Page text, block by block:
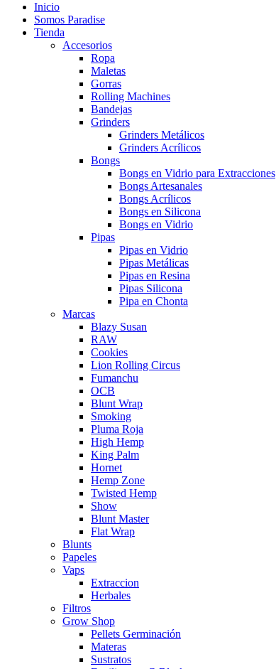
Inicio
Somos Paradise
Tienda
Accesorios
Ropa
Maletas
Gorras
Rolling Machines
Bandejas
Grinders
Grinders Metálicos
Grinders Acrílicos
Bongs
Bongs en Vidrio para Extracciones
Bongs Artesanales
Bongs Acrílicos
Bongs en Silicona
Bongs en Vidrio
Pipas
Pipas en Vidrio
Pipas Metálicas
Pipas en Resina
Pipas Silicona
Pipa en Chonta
Marcas
Blazy Susan
RAW
Cookies
Lion Rolling Circus
Fumanchu
OCB
Blunt Wrap
Smoking
Pluma Roja
High Hemp
King Palm
Hornet
Hemp Zone
Twisted Hemp
Show
Blunt Master
Flat Wrap
Blunts
Papeles
Vaps
Extraccion
Herbales
Filtros
Grow Shop
Pellets Germinación
Materas
Sustratos